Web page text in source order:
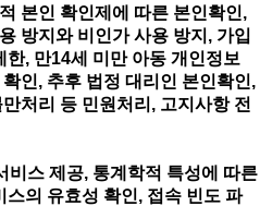
본인 확인제에 따른 본인확인,
방지와 비인가 사용 방지, 가입
, 만14세 미만 아동 개인정보
인, 추후 법정 대리인 본인확인,
처리 등 민원처리, 고지사항 전
스 제공, 통계학적 특성에 따른
의 유효성 확인, 접속 빈도 파